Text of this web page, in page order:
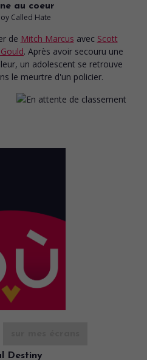
au coeur
Called Hate
de Mitch Marcus avec Scott
. Après avoir secouru une
un adolescent se retrouve
le meurtre d'un policier.
Destiny